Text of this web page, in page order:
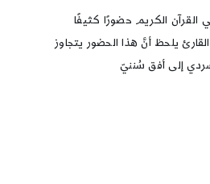
القرآن الكريم حضورًا كثيفًا
يلحظ أنَّ هذا الحضور يتجاوز
إلى أفق سُننيّ